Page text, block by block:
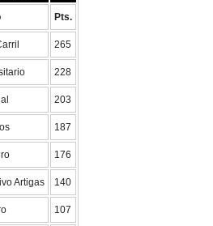
Pts.
265
228
203
187
176
Artigas 140
107